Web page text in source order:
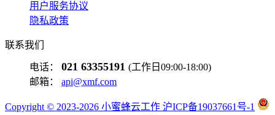
用户服务协议
隐私政策
联系我们
电话： 021 63355191 (工作日09:00-18:00)
邮箱： api@xmf.com
Copyright © 2023-2026 小蜜蜂云工作 沪ICP备19037661号-1